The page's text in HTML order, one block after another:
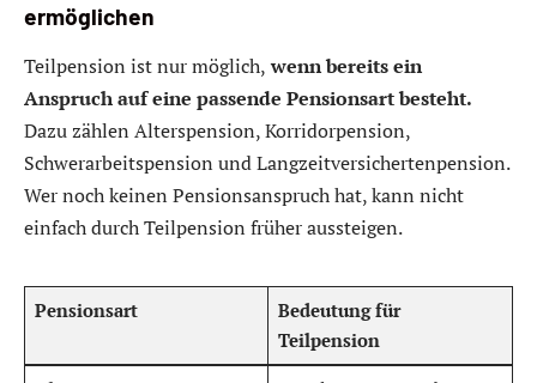
ermöglichen
Teilpension ist nur möglich,wenn bereits ein
Anspruch auf eine passende Pensionsart besteht.
Dazu zählen Alterspension, Korridorpension,
Schwerarbeitspension und Langzeitversichertenpension.
Wer noch keinen Pensionsanspruch hat, kann nicht
einfach durch Teilpension früher aussteigen.
Pensionsart
Bedeutung für
Teilpension